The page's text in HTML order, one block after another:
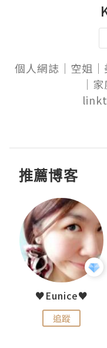
個人網誌｜空姐
｜
推薦博客
♥Eunice♥
追蹤